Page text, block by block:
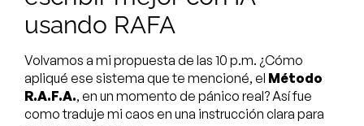
usando RAFA
Volvamos a mi propuesta de las 10 p.m. ¿Cómo
apliqué ese sistema que te mencioné, el Método
R.A.F.A., en un momento de pánico real? Así fue
como traduje mi caos en una instrucción clara para